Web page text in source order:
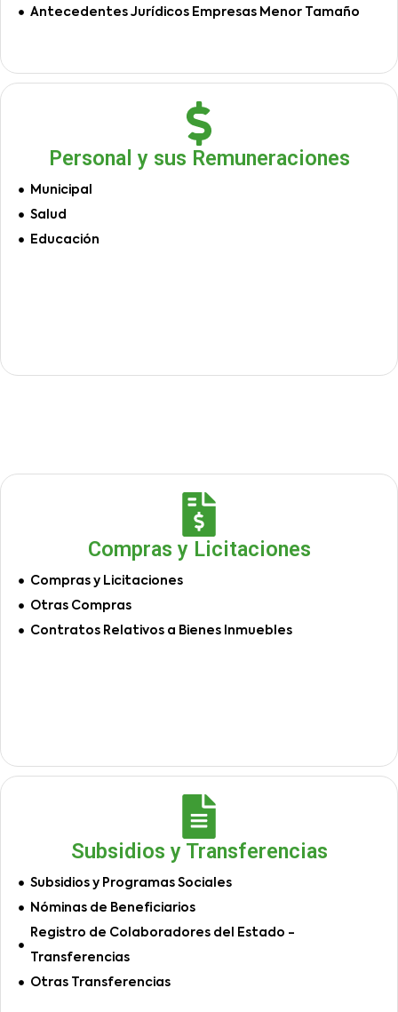
Antecedentes Jurídicos Empresas Menor Tamaño
Personal y sus Remuneraciones
Municipal
Salud
Educación
Compras y Licitaciones
Compras y Licitaciones
Otras Compras
Contratos Relativos a Bienes Inmuebles
Subsidios y Transferencias
Subsidios y Programas Sociales
Nóminas de Beneficiarios
Registro de Colaboradores del Estado -
Transferencias
Otras Transferencias